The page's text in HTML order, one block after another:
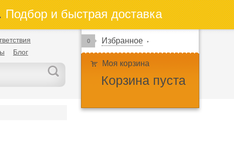
Подбор и быстрая доставка
Блог
0 Избранное
Моя корзина
Корзина пуста